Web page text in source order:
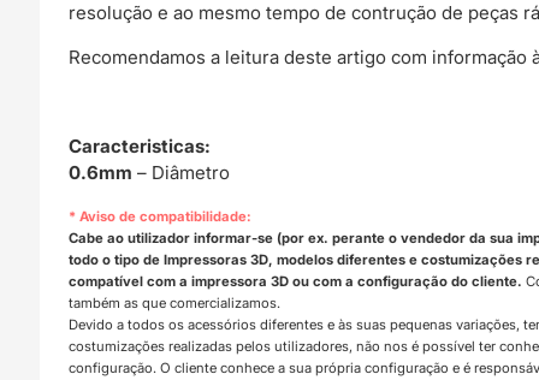
resolução e ao mesmo tempo de contrução de peças
Recomendamos a leitura deste artigo com
Caracteristicas:
0.6mm – Diâmetro
* Aviso de compatibilidade:
Cabe ao utilizador informar-se (por ex. perante o vendedor da sua
todo o tipo de Impressoras 3D, modelos diferentes e costumizações
compatível com a impressora 3D ou com a configuração do cliente.
também as que comercializamos.
Devido a todos os acessórios diferentes e às suas pequenas variações,
costumizações realizadas pelos utilizadores, não nos é possível ter
configuração. O cliente conhece a sua própria configuração e é